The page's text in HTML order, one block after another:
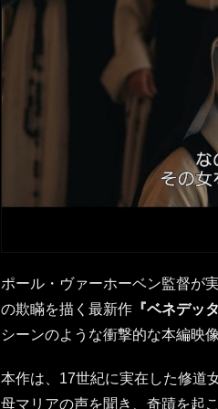
ポール・ヴァーホーベン監督が
の欺瞞を描く最新作 『ベネデッ
シーンのような衝撃的な本編映
本作は、17世紀に実在した修道
母マリアの声を聞き、奇蹟を起